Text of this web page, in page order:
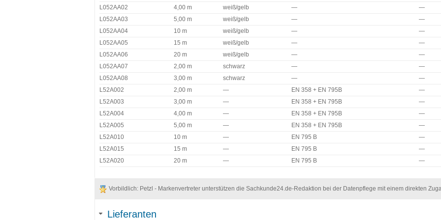
L052AA02
4,00 m weiß/gelb —
—
L052AA03
5,00 m weiß/gelb —
—
L052AA04
10 m weiß/gelb —
—
L052AA05
15 m weiß/gelb —
—
L052AA06
20 m weiß/gelb —
—
L052AA07
2,00 m schwarz —
—
L052AA08
3,00 m schwarz —
—
L52A002
2,00 m — EN 358 + EN 795B
—
L52A003
3,00 m — EN 358 + EN 795B
—
L52A004
4,00 m — EN 358 + EN 795B
—
L52A005
5,00 m — EN 358 + EN 795B
—
L52A010
10 m — EN 795 B
—
L52A015
15 m — EN 795 B
—
L52A020
20 m — EN 795 B —
Vorbildlich: Petzl - Markenvertreter unterstützen die Sachkunde24.de-Redaktion bei der Datenpflege mit einem direkten
Lieferanten